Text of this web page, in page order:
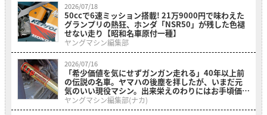
2026/07/18
50ccで6速ミッション搭載! 21万9000円で味わえた
グランプリの熱狂、ホンダ「NSR50」が残した色褪
せない走り【昭和名車原付一種】
ヤングマシン編集部
2026/07/16
「希少価値を気にせずガンガン走れる」40年以上前
の伝説の名車。ヤマハの後塵を拝したが、いまだ元
気のいい現役マシン。出来栄えのわりにはお手頃価格
の「ホンダ・RS500R」を紹介
ヤングマシン編集部(ナカ)